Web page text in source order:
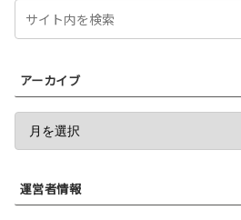
アーカイブ
運営者情報